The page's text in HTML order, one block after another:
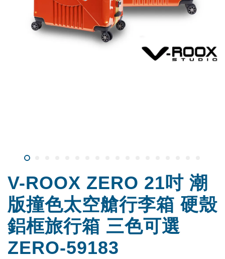
V-ROOX ZERO 21吋 潮
版撞色太空艙行李箱 硬殼
鋁框旅行箱 三色可選
ZERO-59183